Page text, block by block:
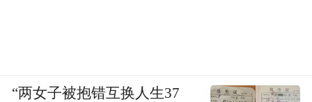
“两女子被抱错互换人生37